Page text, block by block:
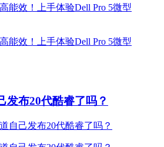
发布20代酷睿了吗？